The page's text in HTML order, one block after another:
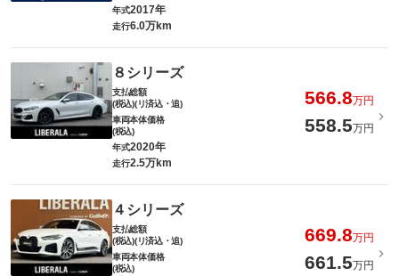
年式2017年
走行6.0万km
８シリーズ
支払総額
(税込)(リ済込・追)
566.8万円
車両本体価格
(税込)
558.5万円
年式2020年
走行2.5万km
４シリーズ
支払総額
(税込)(リ済込・追)
669.8万円
車両本体価格
(税込)
661.5万円